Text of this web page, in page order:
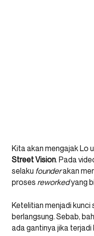
Kita akan mengajak Lo
Street Vision. Pada
selaku founderakan
proses reworkedyang
Ketelitian menjadi
berlangsung. Sebab,
ada gantinya jika